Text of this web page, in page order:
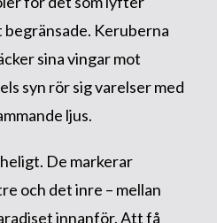
Keruberna
sina vingar mot
syn rör sig varelser med
ljus.
De markerar
och det inre – mellan
innanför. Att få